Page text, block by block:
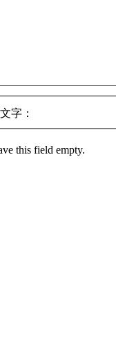
字：
this field empty.